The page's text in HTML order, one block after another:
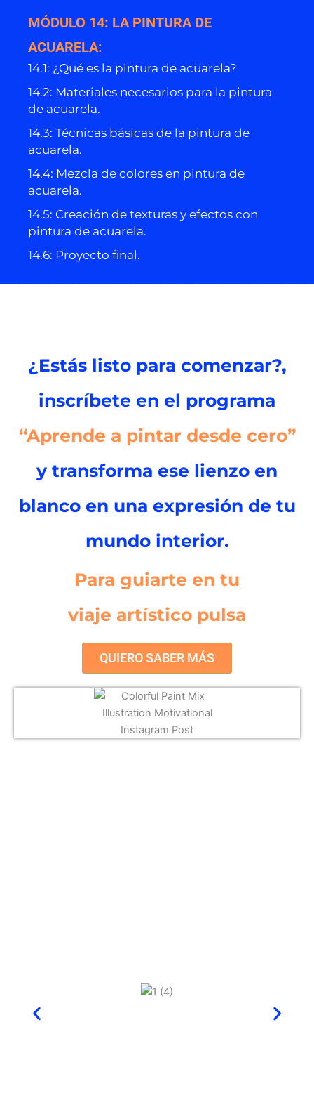
MÓDULO 14: LA PINTURA DE
ACUARELA:
14.1: ¿Qué es la pintura de acuarela?
14.2: Materiales necesarios para la pintura
de acuarela.
14.3: Técnicas básicas de la pintura de
acuarela.
14.4: Mezcla de colores en pintura de
acuarela.
14.5: Creación de texturas y efectos con
pintura de acuarela.
14.6: Proyecto final.
¿Estás listo para comenzar?,
inscríbete en el programa
“Aprende a pintar desde cero”
y transforma ese lienzo en
blanco en una expresión de tu
mundo interior.
Para guiarte en tu
viaje artístico pulsa
QUIERO SABER MÁS